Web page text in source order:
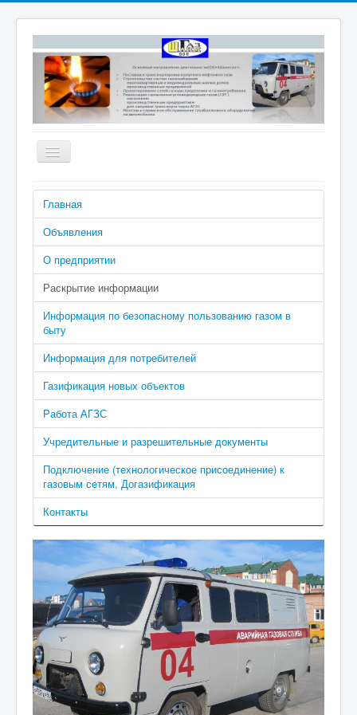
Включить/
Номера телефонов аварийно-
диспетчерской службы: 04 (040 с
Главная
Объявления
О предприятии
Раскрытие информации
Информация по безопасному пользованию газом в
быту
Информация для потребителей
Газификация новых объектов
Работа АГЗС
Учредительные и разрешительные документы
Подключение (технологическое присоединение) к
газовым сетям, Догазификация
Контакты